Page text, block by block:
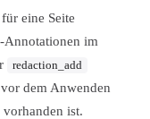
eine Seite
-Annotationen im
redaction_add
dem Anwenden
ist.